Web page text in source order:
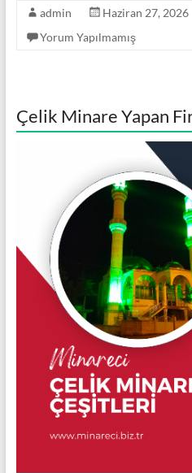
Modelleri
admin Haziran 27, 2026
Yorum Yapılmamış
Çelik Minare Yapan